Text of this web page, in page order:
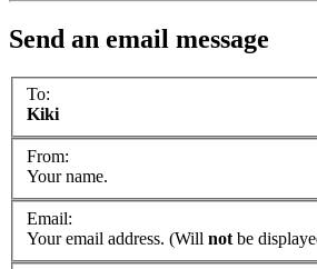
Send an email message
To:
Kiki
From:
Your name.
Email:
Your email address. (Will not be